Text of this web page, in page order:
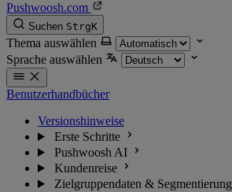
Pushwoosh.com
Suchen StrgK
Thema auswählen
Sprache auswählen
Benutzerhandbücher
Versionshinweise
Erste Schritte
Pushwoosh AI
Kundenreise
Zielgruppendaten & Segmentierung